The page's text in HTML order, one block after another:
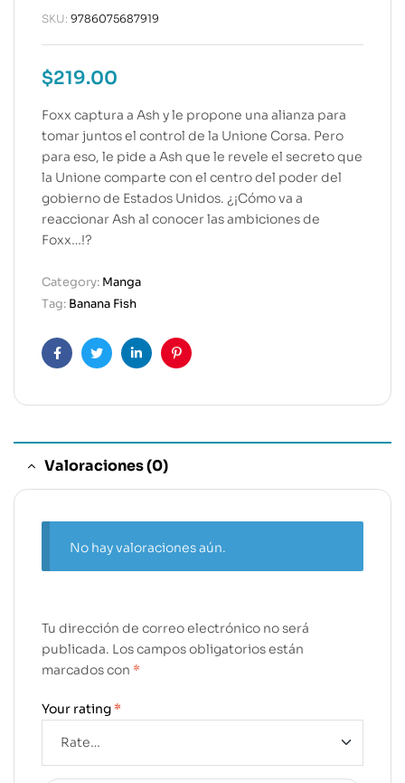
SKU: 9786075687919
$219.00
Foxx captura a Ash y le propone una alianza para
tomar juntos el control de la Unione Corsa. Pero
para eso, le pide a Ash que le revele el secreto que
la Unione comparte con el centro del poder del
gobierno de Estados Unidos. ¿¡Cómo va a
reaccionar Ash al conocer las ambiciones de
Foxx…!?
Category: Manga
Tag: Banana Fish
FacebookTwitterLinkedinPinterest
Valoraciones (0)
No hay valoraciones aún.
Tu dirección de correo electrónico no será
publicada. Los campos obligatorios están
marcados con *
Your rating *